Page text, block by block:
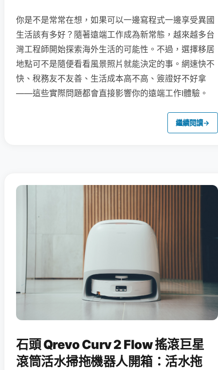
你是不是常常在想，如果可以一邊寫程式一邊享受異國
生活該有多好？隨著遠端工作成為新常態，越來越多台
灣工程師開始探索海外生活的可能性。不過，選擇移居
地點可不是隨便看看風景照片就能決定的事。網速快不
快、稅務友不友善、生活成本高不高、簽證好不好拿
——這些實際問題都會直接影響你的遠端工作I體驗。
繼續閱讀→
石頭 Qrevo Curv 2 Flow 搖滾巨星
滾筒活水掃拖機器人開箱：活水拖